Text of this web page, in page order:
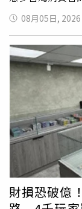
與白日派對重溫
餐每晚3,599元
鹹酥雞酒吧「
進咖啡廳「聲色
時代的音樂載體
自己的聲音記
覽，每晚3,599
的特色行程，包
與聲音碰撞所產
古謠，從不同地
風景。沈方正
市的濾鏡，讓
仰、生活與情感
旅遊的體驗。
是財務規畫的一
活品質與企業營
家庭與創業者共
量維持四十多萬
家銀行提供的利
數字，而是另
解自己？也正
漸成為不少購車
新車掛牌約四十
（圖／黃耀徵攝
服務，從來不
家庭未來五年
筆貸款真正需要
入如何形成，以
08月05日, 2026
財損恐破億